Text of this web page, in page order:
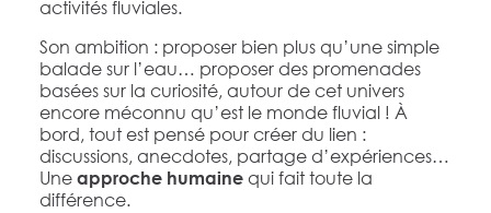
activités fluviales.
Son ambition : proposer bien plus qu’une simple
balade sur l’eau… proposer des promenades
basées sur la curiosité, autour de cet univers
encore méconnu qu’est le monde fluvial ! À
bord, tout est pensé pour créer du lien :
discussions, anecdotes, partage d’expériences…
Une approche humainequi fait toute la
différence.